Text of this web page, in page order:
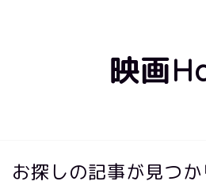
映画
お探しの記事が見つ